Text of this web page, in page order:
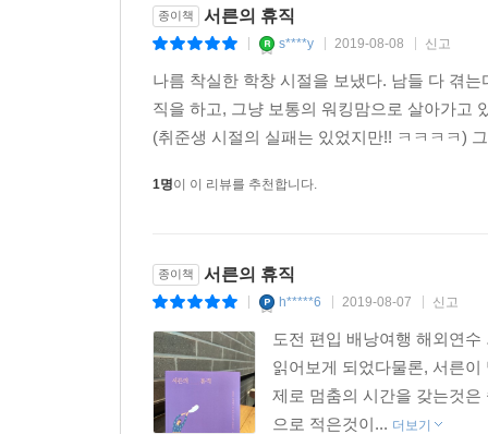
종이책 서른의 휴직
s****y 2019-08-08 신고
나름 착실한 학창 시절을 보냈다. 남들 다 겪
직을 하고, 그냥 보통의 워킹맘으로 살아가고
(취준생 시절의 실패는 있었지만!! ㅋㅋㅋㅋ)
1명이 이 리뷰를 추천합니다.
종이책 서른의 휴직
h*****6 2019-08-07 신고
도전 편입 배낭여행 해외연
읽어보게 되었다물론, 서른
제로 멈춤의 시간을 갖는것
으로 적은것이... 더보기